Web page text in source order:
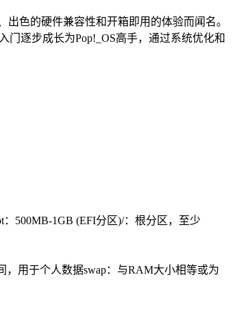
出色的硬件兼容性和开箱即用的体验而闻名。
门逐步成长为Pop!_OS高手，通过系统优化和
500MB-1GB (EFI分区)/：根分区，至少
，用于个人数据swap：与RAM大小相等或为